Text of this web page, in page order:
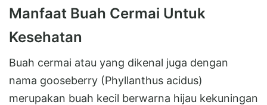
Manfaat Buah Cermai Untuk
Kesehatan
Buah cermai atau yang dikenal juga dengan
nama gooseberry (Phyllanthus acidus)
merupakan buah kecil berwarna hijau kekuningan